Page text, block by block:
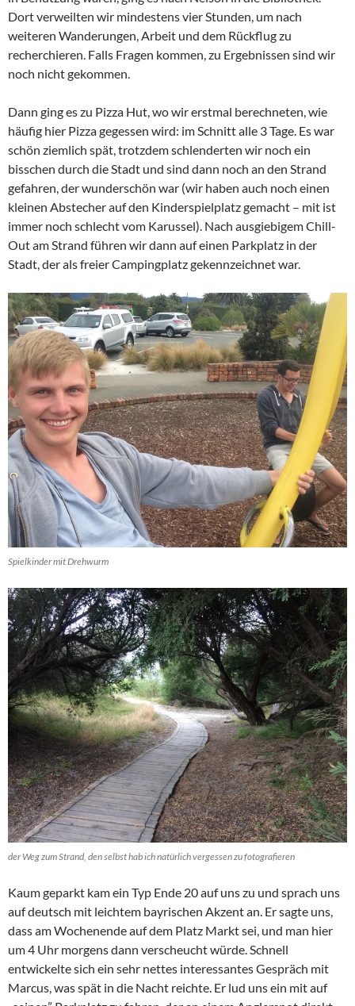
Dort verweilten wir mindestens vier Stunden, um nach
weiteren Wanderungen, Arbeit und dem Rückflug zu
recherchieren. Falls Fragen kommen, zu Ergebnissen sind wir
noch nicht gekommen.
Dann ging es zu Pizza Hut, wo wir erstmal berechneten, wie
häufig hier Pizza gegessen wird: im Schnitt alle 3 Tage. Es war
schön ziemlich spät, trotzdem schlenderten wir noch ein
bisschen durch die Stadt und sind dann noch an den Strand
gefahren, der wunderschön war (wir haben auch noch einen
kleinen Abstecher auf den Kinderspielplatz gemacht – mit ist
immer noch schlecht vom Karussel). Nach ausgiebigem Chill-
Out am Strand führen wir dann auf einen Parkplatz in der
Stadt, der als freier Campingplatz gekennzeichnet war.
Spielkinder mit Drehwurm
der Weg zum Strand, den selbst hab ich natürlich vergessen zu fotografieren
Kaum geparkt kam ein Typ Ende 20 auf uns zu und sprach uns
auf deutsch mit leichtem bayrischen Akzent an. Er sagte uns,
dass am Wochenende auf dem Platz Markt sei, und man hier
um 4 Uhr morgens dann verscheucht würde. Schnell
entwickelte sich ein sehr nettes interessantes Gespräch mit
Marcus, was spät in die Nacht reichte. Er lud uns ein mit auf